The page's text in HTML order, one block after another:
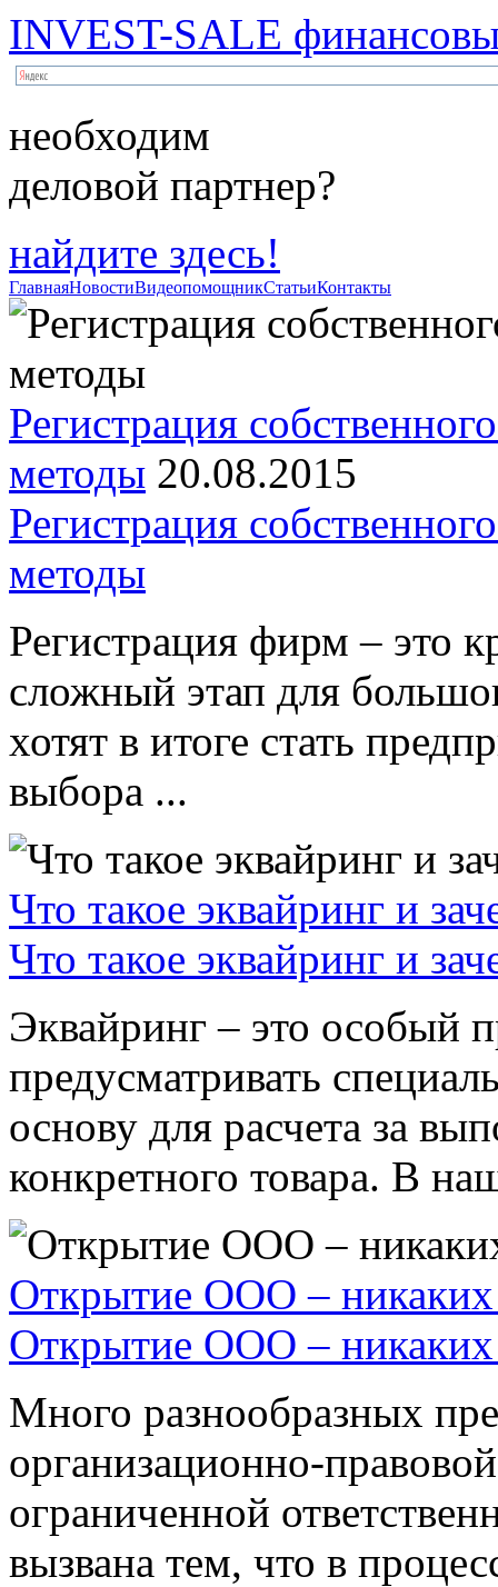
INVEST-SALE
необходим
деловой партнер?
найдите здесь!
ГлавнаяНовостиВидеопомощникСтатьиКонтакты
Регистрация
методы 20.08.2015
Регистрация
методы
Регистрация фирм – это
сложный этап для
хотят в итоге стать
выбора ...
Что такое эквайринг и
Что такое эквайринг и
Эквайринг – это особый
предусматривать
основу для расчета за
конкретного товара. В
Открытие ООО – никаких
Открытие ООО – никаких
Много разнообразных
организационно-
ограниченной
вызвана тем, что в